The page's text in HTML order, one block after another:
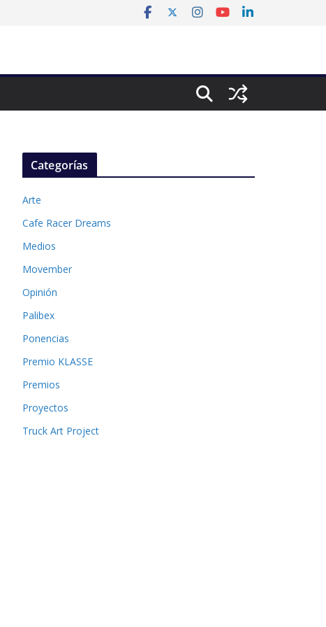
Categorías
Arte
Cafe Racer Dreams
Medios
Movember
Opinión
Palibex
Ponencias
Premio KLASSE
Premios
Proyectos
Truck Art Project